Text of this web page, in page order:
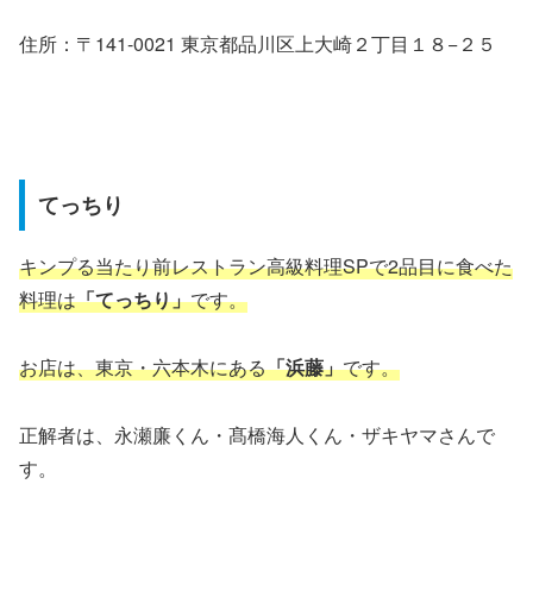
住所：〒141-0021 東京都品川区上大崎２丁目１８−２５
てっちり
キンプる当たり前レストラン高級料理SPで2品目に食べた
料理は「てっちり」です。
お店は、東京・六本木にある「浜藤」です。
正解者は、永瀬廉くん・髙橋海人くん・ザキヤマさんで
す。